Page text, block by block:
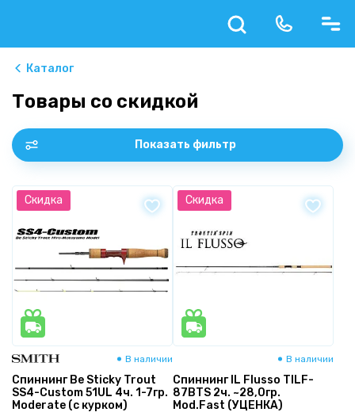
Каталог
Товары со скидкой
Показать фильтр
Скидка
В наличии
Спиннинг Be Sticky Trout
SS4-Custom 51UL 4ч. 1-7гр.
Moderate (с курком)
Скидка
В наличии
Спиннинг IL Flusso TILF-
87BTS 2ч. ~28,0гр.
Mod.Fast (УЦЕНКА)